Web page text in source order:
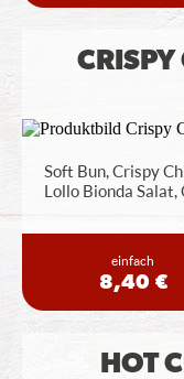
CRISPY
Soft Bun, Crispy
Lollo Bionda Salat,
einfach
8,40 €
HOT